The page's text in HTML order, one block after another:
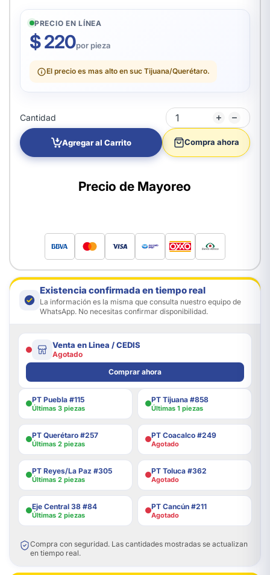
PRECIO EN LÍNEA
$ 220por pieza
El precio es mas alto en suc Tijuana/Querétaro.
Cantidad
Agregar al Carrito Compra ahora
Precio de Mayoreo
Existencia confirmada en tiempo real
La información es la misma que consulta nuestro equipo de
WhatsApp. No necesitas confirmar disponibilidad.
Venta en Linea / CEDIS
Agotado
Comprar ahora
PT Puebla #115
Últimas 3 piezas
PT Tijuana #858
Últimas 1 piezas
PT Querétaro #257
Últimas 2 piezas
PT Coacalco #249
Agotado
PT Reyes/La Paz #305
Últimas 2 piezas
PT Toluca #362
Agotado
Eje Central 38 #84
Últimas 2 piezas
PT Cancún #211
Agotado
Compra con seguridad. Las cantidades mostradas se actualizan
en tiempo real.